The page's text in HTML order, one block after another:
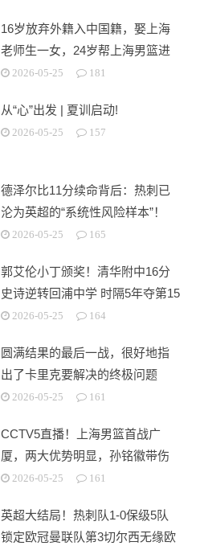
16岁放弃外籍入中国籍，娶上海
老师生一女，24岁帮上海男篮进
决赛
2026-05-25 181
从“心”出发 | 夏训启动!
2026-05-25 157
德泽尔比11分续命背后：热刺已
沦为英超的“系统性风险样本”！
2026-05-25 165
郭艾伦小丁颁奖！清华附中16分
史诗逆转回浦中学 时隔5年夺第15
冠2026-05-25 164
圆满结果的最后一战，很好地指
出了卡里克要解决的终极问题
2026-05-25 161
CCTV5直播！上海男篮首战广
厦，两大优势明显，孙铭徽带伤
出战！
2026-05-25 161
英超大结局！热刺队1-0保级5队
锁定欧冠曼联队第3切尔西无缘欧